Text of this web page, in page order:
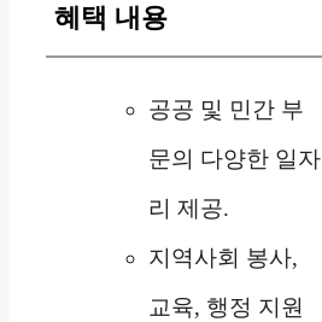
혜택 내용
공공 및 민간 부
문의 다양한 일자
리 제공.
지역사회 봉사,
교육, 행정 지원